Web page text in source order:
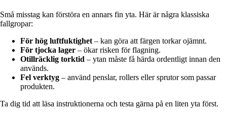
Små misstag kan förstöra en annars fin yta. Här är några klassiska
fallgropar:
För hög luftfuktighet – kan göra att färgen torkar ojämnt.
För tjocka lager – ökar risken för flagning.
Otillräcklig torktid – ytan måste få härda ordentligt innan den
används.
Fel verktyg – använd penslar, rollers eller sprutor som passar
produkten.
Ta dig tid att läsa instruktionerna och testa gärna på en liten yta först.